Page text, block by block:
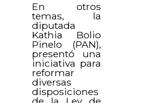
En otros
temas, la
diputada
Kathia Bolio
Pinelo (PAN),
presentó una
iniciativa para
reformar
diversas
disposiciones